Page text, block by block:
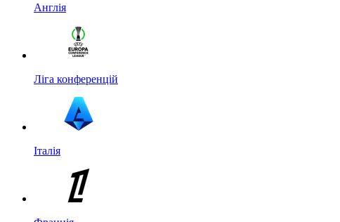
Англія
Ліга конференцій
Італія